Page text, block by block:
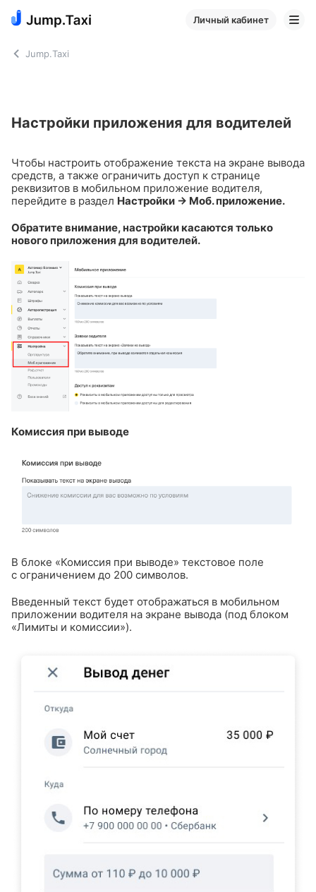
Личный кабинет
Jump.Taxi
Настройки приложения для водителей
Чтобы настроить отображение текста на экране вывода
средств, а также ограничить доступ к странице
реквизитов в мобильном приложение водителя,
перейдите в раздел Настройки → Моб. приложение.
Обратите внимание, настройки касаются только
нового приложения для водителей.
Комиссия при выводе
В блоке «Комиссия при выводе» текстовое поле
с ограничением до 200 символов.
Введенный текст будет отображаться в мобильном
приложении водителя на экране вывода (под блоком
«Лимиты и комиссии»).